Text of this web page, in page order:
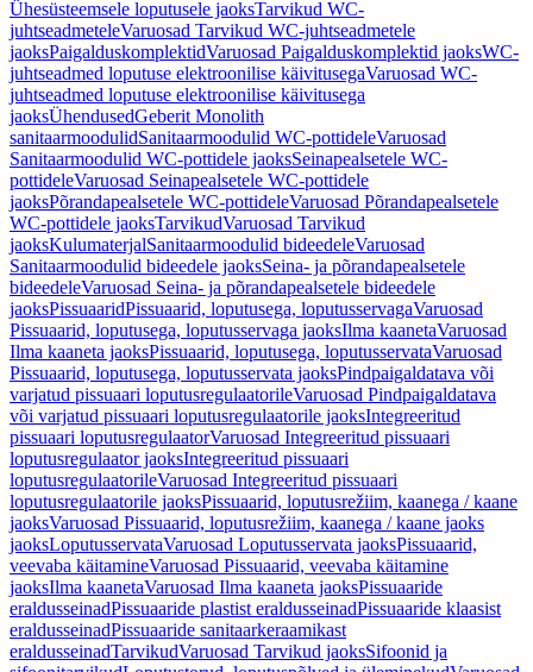
Ühesüsteemsele loputusele jaoksTarvikud WC-
juhtseadmeteleVaruosad Tarvikud WC-juhtseadmetele
jaoksPaigalduskomplektidVaruosad Paigalduskomplektid jaoksWC-
juhtseadmed loputuse elektroonilise käivitusegaVaruosad WC-
juhtseadmed loputuse elektroonilise käivitusega
jaoksÜhendusedGeberit Monolith
sanitaarmoodulidSanitaarmoodulid WC-pottideleVaruosad
Sanitaarmoodulid WC-pottidele jaoksSeinapealsetele WC-
pottideleVaruosad Seinapealsetele WC-pottidele
jaoksPõrandapealsetele WC-pottideleVaruosad Põrandapealsetele
WC-pottidele jaoksTarvikudVaruosad Tarvikud
jaoksKulumaterjalSanitaarmoodulid bideedeleVaruosad
Sanitaarmoodulid bideedele jaoksSeina- ja põrandapealsetele
bideedeleVaruosad Seina- ja põrandapealsetele bideedele
jaoksPissuaaridPissuaarid, loputusega, loputusservagaVaruosad
Pissuaarid, loputusega, loputusservaga jaoksIlma kaanetaVaruosad
Ilma kaaneta jaoksPissuaarid, loputusega, loputusservataVaruosad
Pissuaarid, loputusega, loputusservata jaoksPindpaigaldatava või
varjatud pissuaari loputusregulaatorileVaruosad Pindpaigaldatava
või varjatud pissuaari loputusregulaatorile jaoksIntegreeritud
pissuaari loputusregulaatorVaruosad Integreeritud pissuaari
loputusregulaator jaoksIntegreeritud pissuaari
loputusregulaatorileVaruosad Integreeritud pissuaari
loputusregulaatorile jaoksPissuaarid, loputusrežiim, kaanega / kaane
jaoksVaruosad Pissuaarid, loputusrežiim, kaanega / kaane jaoks
jaoksLoputusservataVaruosad Loputusservata jaoksPissuaarid,
veevaba käitamineVaruosad Pissuaarid, veevaba käitamine
jaoksIlma kaanetaVaruosad Ilma kaaneta jaoksPissuaaride
eraldusseinadPissuaaride plastist eraldusseinadPissuaaride klaasist
eraldusseinadPissuaaride sanitaarkeraamikast
eraldusseinadTarvikudVaruosad Tarvikud jaoksSifoonid ja